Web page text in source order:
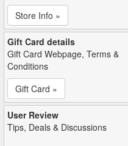
Store Info »
Gift Card details
Gift Card Webpage, Terms &
Conditions
Gift Card »
User Review
Tips, Deals & Discussions